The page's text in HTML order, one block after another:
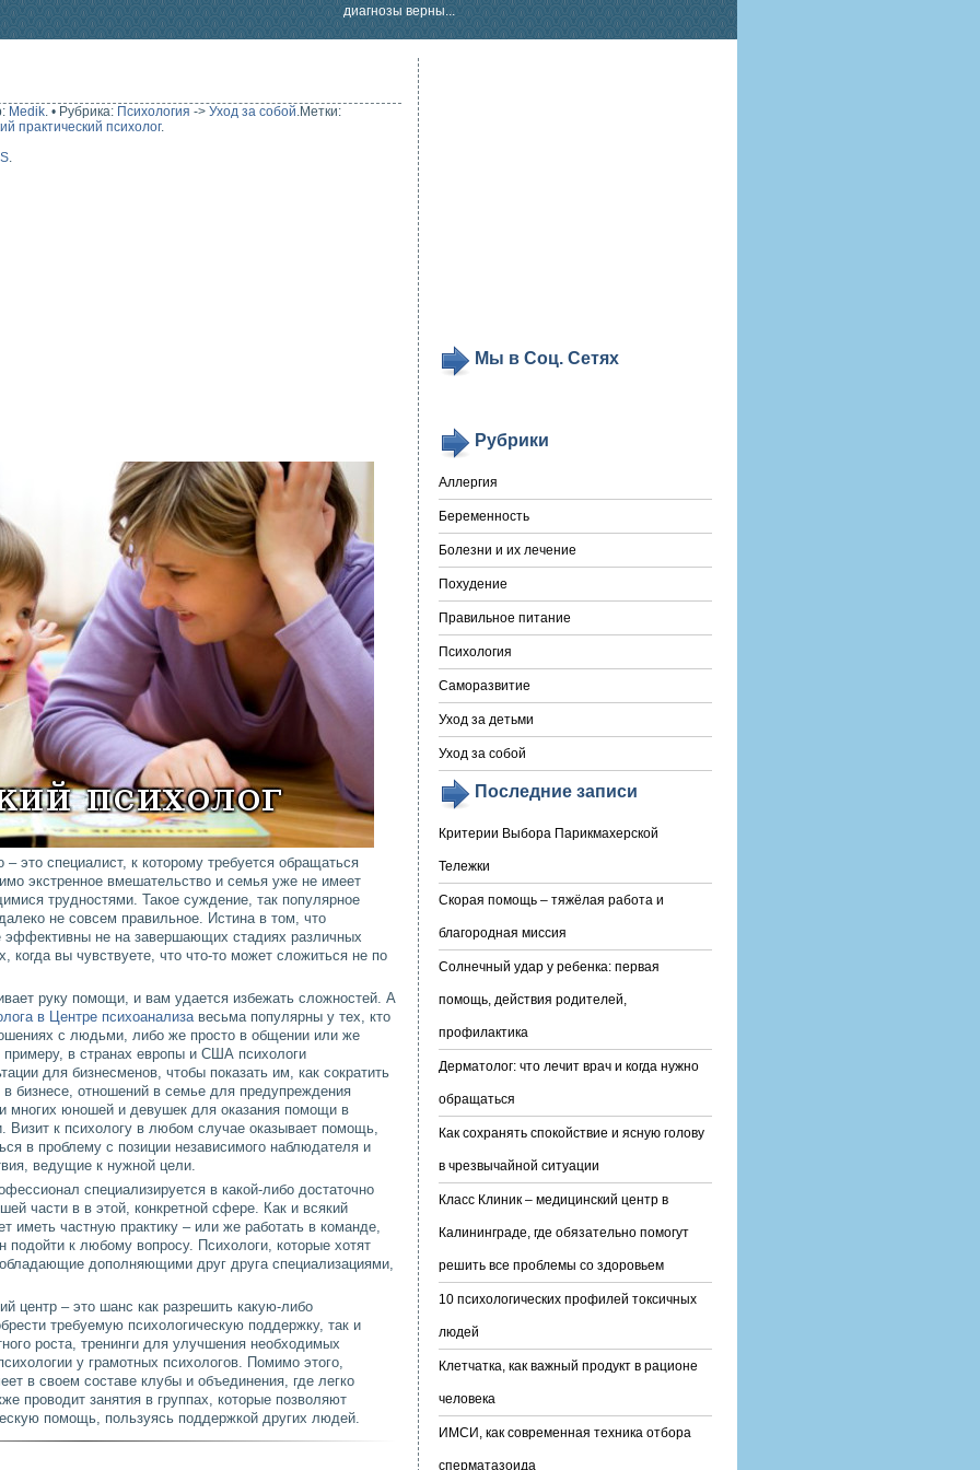
диагнозы верны...
Medik. • Рубрика: Психология -> Уход за собой.Метки:
практический психолог.
.
это специалист, к которому требуется обращаться
экстренное вмешательство и семья уже не имеет
трудностями. Такое суждение, так популярное
не совсем правильное. Истина в том, что
эффективны не на завершающих стадиях различных
когда вы чувствуете, что что-то может сложиться не по
руку помощи, и вам удается избежать сложностей. А
в Центре психоанализавесьма популярны у тех, кто
с людьми, либо же просто в общении или же
в странах европы и США психологи
для бизнесменов, чтобы показать им, как сократить
в бизнесе, отношений в семье для предупреждения
многих юношей и девушек для оказания помощи в
Визит к психологу в любом случае оказывает помощь,
в проблему с позиции независимого наблюдателя и
ведущие к нужной цели.
специализируется в какой-либо достаточно
части в в этой, конкретной сфере. Как и всякий
иметь частную практику – или же работать в команде,
подойти к любому вопросу. Психологи, которые хотят
дополняющими друг друга специализациями,
центр – это шанс как разрешить какую-либо
требуемую психологическую поддержку, так и
роста, тренинги для улучшения необходимых
у грамотных психологов. Помимо этого,
в своем составе клубы и объединения, где легко
проводит занятия в группах, которые позволяют
помощь, пользуясь поддержкой других людей.
Мы в Соц. Сетях
Рубрики
Аллергия
Беременность
Болезни и их лечение
Похудение
Правильное питание
Психология
Саморазвитие
Уход за детьми
Уход за собой
Последние записи
Критерии Выбора Парикмахерской
Тележки
Скорая помощь – тяжёлая работа и
благородная миссия
Солнечный удар у ребенка: первая
помощь, действия родителей,
профилактика
Дерматолог: что лечит врач и когда нужно
обращаться
Как сохранять спокойствие и ясную голову
в чрезвычайной ситуации
Класс Клиник – медицинский центр в
Калининграде, где обязательно помогут
решить все проблемы со здоровьем
10 психологических профилей токсичных
людей
Клетчатка, как важный продукт в рационе
человека
ИМСИ, как современная техника отбора
сперматазоида